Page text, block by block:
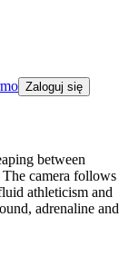
Zaloguj się
between
camera follows
athleticism and
adrenaline and